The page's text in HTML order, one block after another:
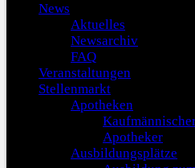
News
Aktuelles
Newsarchiv
FAQ
Veranstaltungen
Stellenmarkt
Apotheken
Apotheker
Ausbildungsplätze